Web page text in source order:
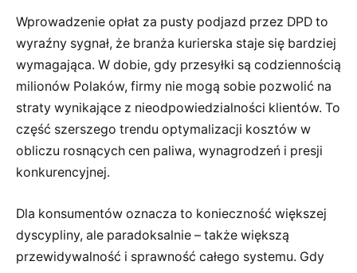
Wprowadzenie opłat za pusty podjazd przez DPD to
wyraźny sygnał, że branża kurierska staje się bardziej
wymagająca. W dobie, gdy przesyłki są codziennością
milionów Polaków, firmy nie mogą sobie pozwolić na
straty wynikające z nieodpowiedzialności klientów. To
część szerszego trendu optymalizacji kosztów w
obliczu rosnących cen paliwa, wynagrodzeń i presji
konkurencyjnej.
Dla konsumentów oznacza to konieczność większej
dyscypliny, ale paradoksalnie – także większą
przewidywalność i sprawność całego systemu. Gdy